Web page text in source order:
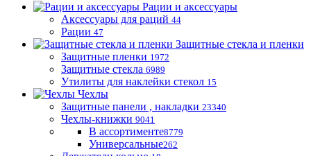
Рации и аксессуары
Аксессуары для раций 44
Рации 47
Защитные стекла и пленки
Защитные пленки 1972
Защитные стекла 6989
Утилиты для наклейки стекол 15
Чехлы
Защитные панели , накладки 23340
Чехлы-книжки 9041
В ассортименте8779
Универсальные262